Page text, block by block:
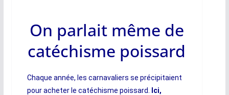
On parlait même de
catéchisme poissard
Chaque année, les carnavaliers se précipitaient
pour acheter le catéchisme poissard. Ici,